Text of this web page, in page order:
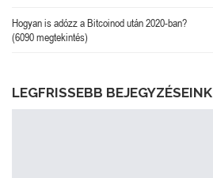
Hogyan is adózz a Bitcoinod után 2020-ban?
(6090 megtekintés)
LEGFRISSEBB BEJEGYZÉSEINK